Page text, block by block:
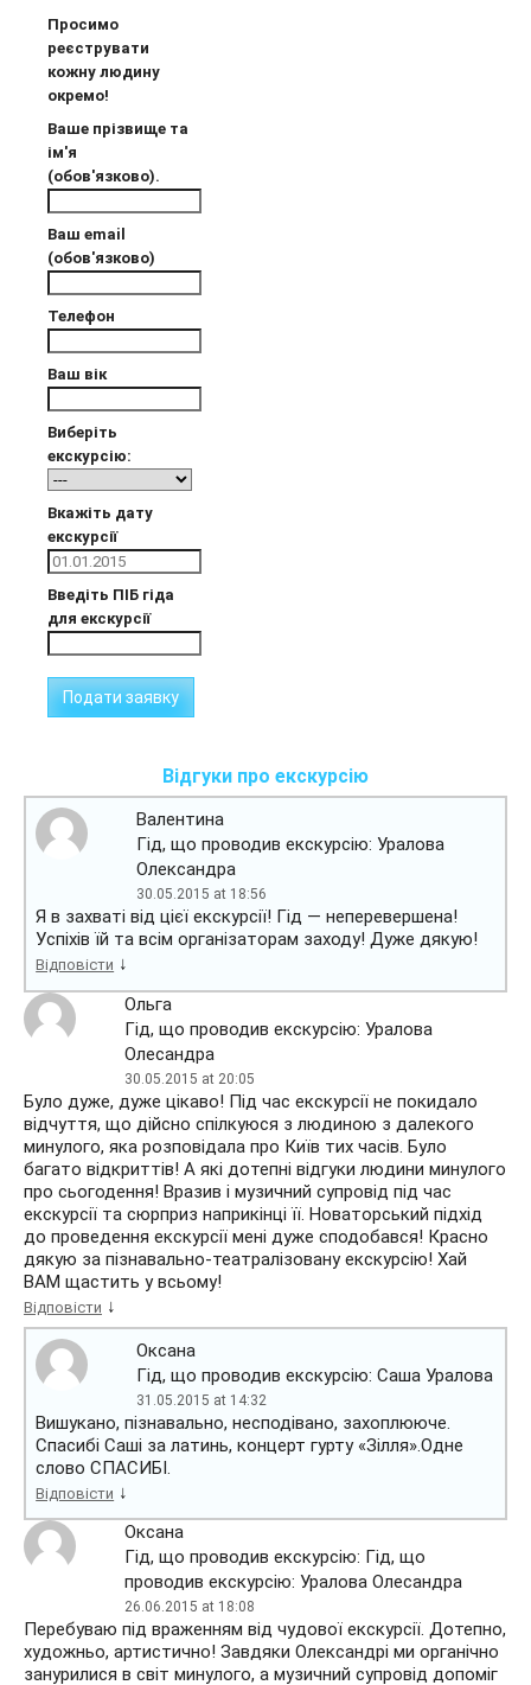
Просимо
реєструвати
кожну людину
окремо!
Ваше прізвище та
ім'я
(обов'язково).
Ваш email
(обов'язково)
Телефон
Ваш вік
Виберіть
екскурсію:
Вкажіть дату
екскурсії
Введіть ПІБ гіда
для екскурсії
Відгуки про екскурсію
Валентина
Гід, що проводив екскурсію: Уралова
Олександра
30.05.2015 at 18:56
Я в захваті від цієї екскурсії! Гід — неперевершена!
Успіхів їй та всім організаторам заходу! Дуже дякую!
Відповісти ↓
Ольга
Гід, що проводив екскурсію: Уралова
Олесандра
30.05.2015 at 20:05
Було дуже, дуже цікаво! Під час екскурсії не покидало
відчуття, що дійсно спілкуюся з людиною з далекого
минулого, яка розповідала про Київ тих часів. Було
багато відкриттів! А які дотепні відгуки людини минулого
про сьогодення! Вразив і музичний супровід під час
екскурсії та сюрприз наприкінці її. Новаторський підхід
до проведення екскурсії мені дуже сподобався! Красно
дякую за пізнавально-театралізовану екскурсію! Хай
ВАМ щастить у всьому!
Відповісти ↓
Оксана
Гід, що проводив екскурсію: Саша Уралова
31.05.2015 at 14:32
Вишукано, пізнавально, несподівано, захоплююче.
Спасибі Саші за латинь, концерт гурту «Зілля».Одне
слово СПАСИБІ.
Відповісти ↓
Оксана
Гід, що проводив екскурсію: Гід, що
проводив екскурсію: Уралова Олесандра
26.06.2015 at 18:08
Перебуваю під враженням від чудової екскурсії. Дотепно,
художньо, артистично! Завдяки Олександрі ми органічно
занурилися в світ минулого, а музичний супровід допоміг